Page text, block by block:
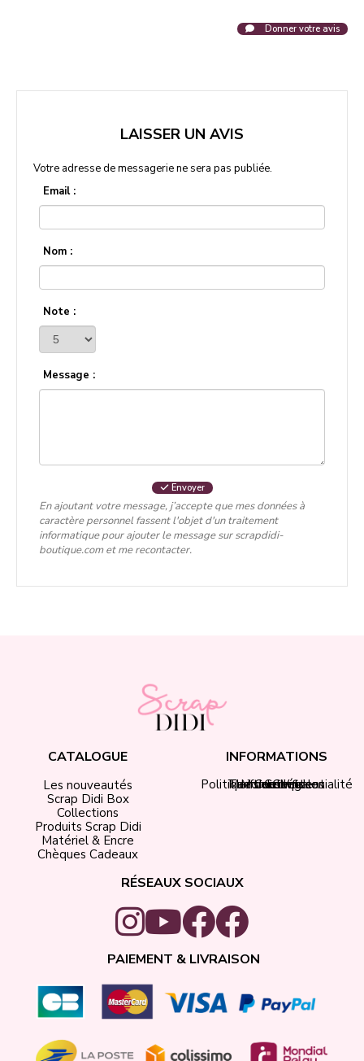
Donner votre avis
LAISSER UN AVIS
Votre adresse de messagerie ne sera pas publiée.
Email :
Nom :
Note :
Message :
Envoyer
En ajoutant votre message, j’accepte que mes données à
caractère personnel fassent l'objet d'un traitement
informatique pour ajouter le message sur scrapdidi-
boutique.com et me recontacter.
CATALOGUE
Les nouveautés
Scrap Didi Box
Collections
Produits Scrap Didi
Matériel & Encre
Chèques Cadeaux
INFORMATIONS
Contact
Mon compte
CGV
Politique de confidentialité
Mentions légales
Tarifs de livraison
RÉSEAUX SOCIAUX
PAIEMENT & LIVRAISON